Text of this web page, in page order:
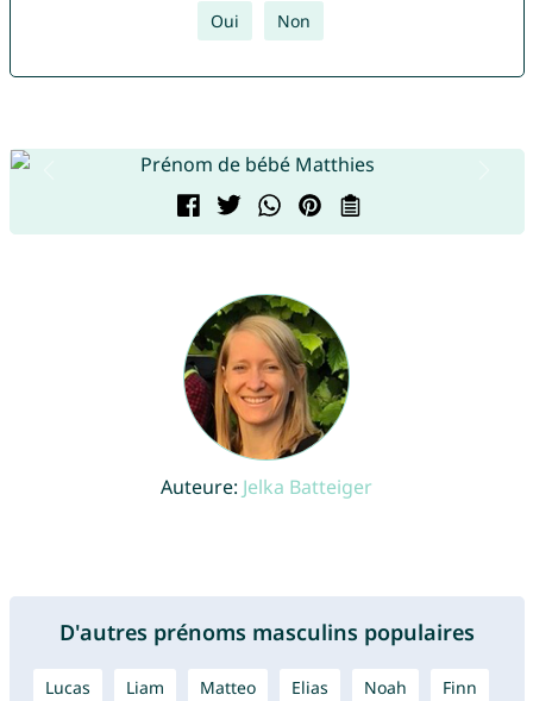
Oui Non
Auteure: Jelka Batteiger
D'autres prénoms masculins populaires
Lucas Liam Matteo Elias Noah Finn